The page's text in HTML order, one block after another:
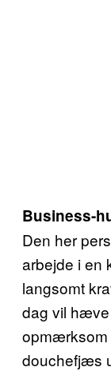
Business-
Den her
arbejde i en
langsomt
dag vil
opmærksom
douchefjæs